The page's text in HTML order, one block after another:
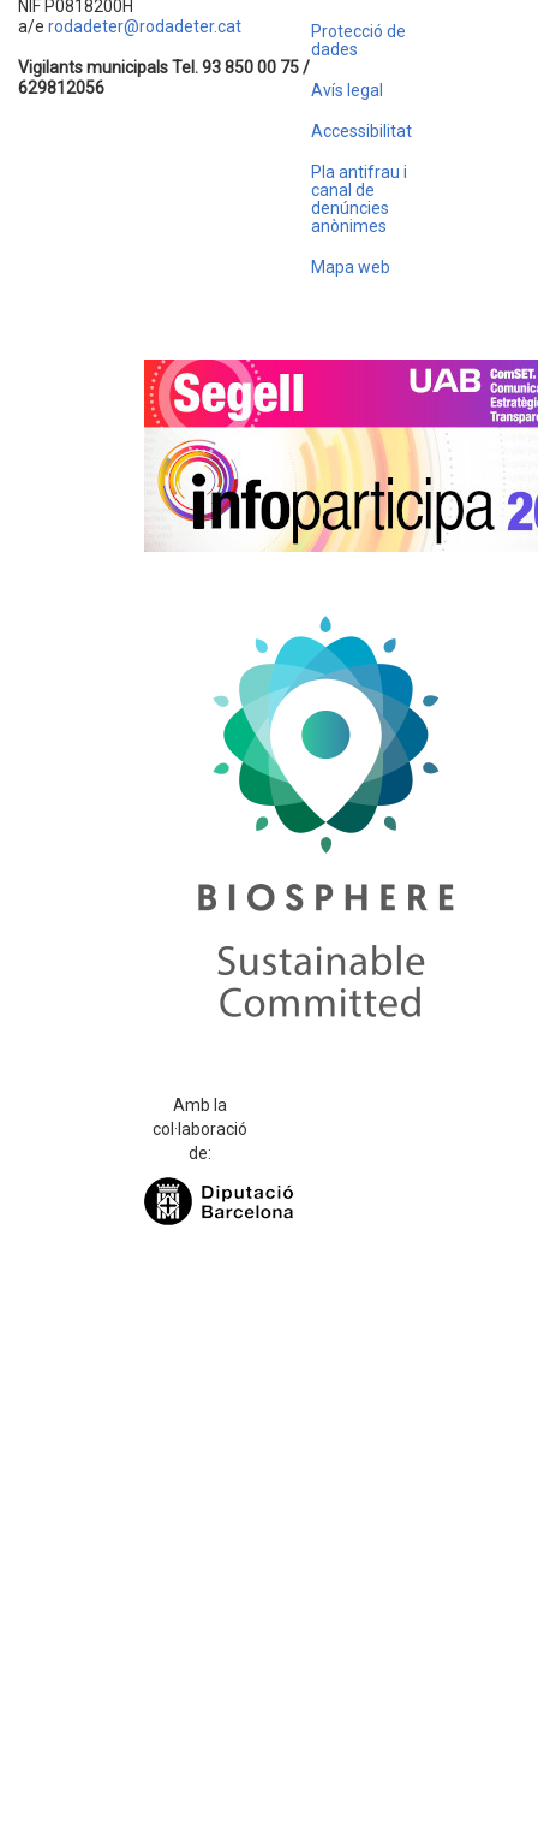
NIF P0818200H
a/e rodadeter@rodadeter.cat
Vigilants municipals Tel. 93 850 00 75 /
629812056
Protecció de
dades
Avís legal
Accessibilitat
Pla antifrau i
canal de
denúncies
anònimes
Mapa web
Amb la
col·laboració
de: